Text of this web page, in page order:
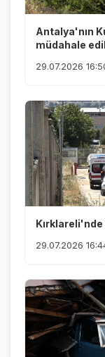
Antalya'nın
müdahale
29.07.2026
29.07.2026